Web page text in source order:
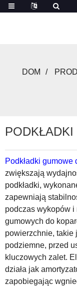
DOM
Podkładki gumowe
zwiększają
podkładki,
zapewniają
podczas wykopów
gumowych do
powierzchnie, takie
podziemne, przed
kluczowych zalet.
działa jak
zapobiegając